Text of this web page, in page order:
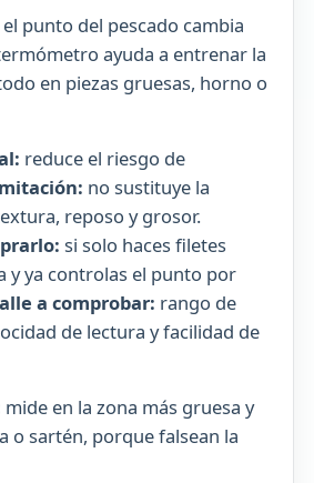
el punto del pescado cambia
ayuda a entrenar la
en piezas gruesas, horno o
reduce el riesgo de
no sustituye la
reposo y grosor.
si solo haces filetes
y ya controlas el punto por
a comprobar: rango de
de lectura y facilidad de
mide en la zona más gruesa y
o sartén, porque falsean la